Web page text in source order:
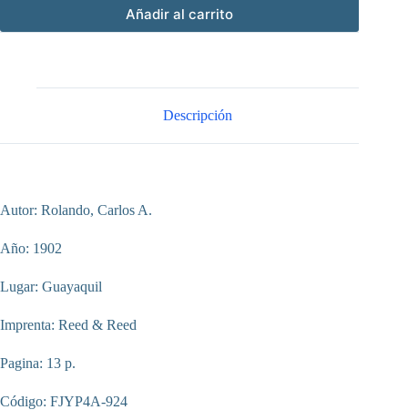
Añadir al carrito
Descripción
Autor: Rolando, Carlos A.
Año: 1902
Lugar: Guayaquil
Imprenta: Reed & Reed
Pagina: 13 p.
Código: FJYP4A-924